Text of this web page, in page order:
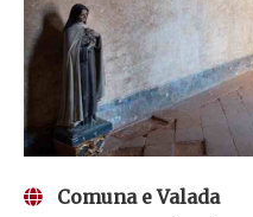
Comuna e Valada